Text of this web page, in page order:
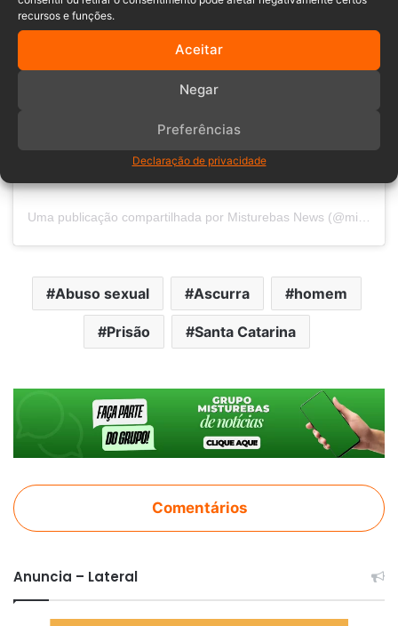
recursos e funções.
Aceitar
Negar
Preferências
Declaração de privacidade
Abuso sexual Ascurra homem
Prisão Santa Catarina
Comentários
Anuncia – Lateral